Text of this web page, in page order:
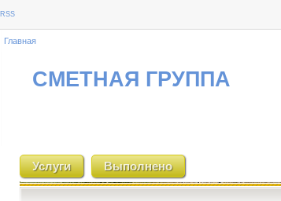
RSS
Главная
СМЕТНАЯ ГРУППА
Услуги Выполнено